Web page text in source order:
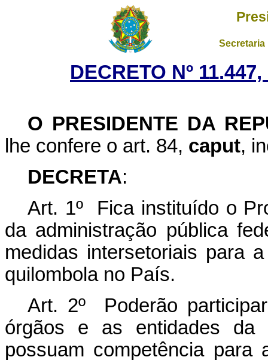
DECRETO Nº
O PRESIDENTE DA
lhe confere o art. 84, caput,
DECRETA:
Art. 1º
Fica instituído o
da administração pública
medidas intersetoriais para
quilombola no País.
Art. 2º
Poderão
órgãos e as entidades da
possuam competência